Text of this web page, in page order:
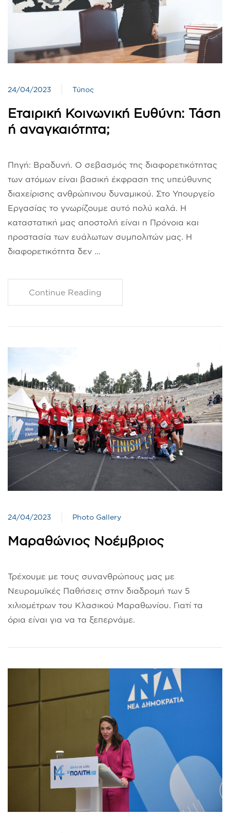
24/04/2023 Τύπος
Εταιρική Κοινωνική Ευθύνη: Τάση
ή αναγκαιότητα;
Πηγή: Βραδυνή. Ο σεβασμός της διαφορετικότητας
των ατόμων είναι βασική έκφραση της υπεύθυνης
διαχείρισης ανθρώπινου δυναμικού. Στο Υπουργείο
Εργασίας το γνωρίζουμε αυτό πολύ καλά. Η
καταστατική μας αποστολή είναι η Πρόνοια και
προστασία των ευάλωτων συμπολιτών μας. Η
διαφορετικότητα δεν …
Continue Reading
24/04/2023 Photo Gallery
Μαραθώνιος Νοέμβριος
Τρέχουμε με τους συνανθρώπους μας με
Νευρομυϊκές Παθήσεις στην διαδρομή των 5
χιλιομέτρων του Κλασικού Μαραθωνίου. Γιατί τα
όρια είναι για να τα ξεπερνάμε.